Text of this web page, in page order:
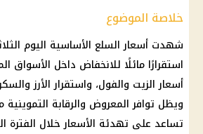
خلاصة الموضوع
شهدت أسعار السلع
استقرارًا مائلًا للانخفاض داخل الأسواق
أسعارالزيت والفول، واستقرار الأرز
ويظل توافر المعروض والرقابة
تساعد على تهدئة الأسعارخلال الفترة